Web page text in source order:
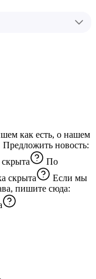
как есть, о нашем
новость:
По
скрыта
Если мы
пишите сюда: